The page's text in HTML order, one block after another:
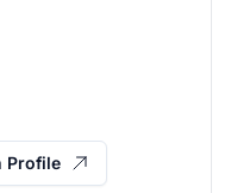
Profile